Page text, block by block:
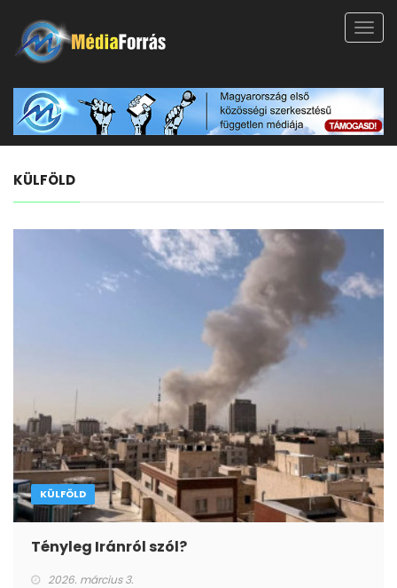
KÜLFÖLD
KÜLFÖLD
Tényleg Iránról szól?
2026. március 3.